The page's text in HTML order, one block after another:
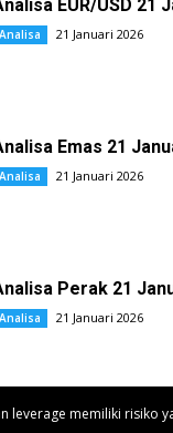
EUR/USD 21
Analisa 21 Januari 2026
Emas 21
Analisa 21 Januari 2026
Perak 21
Analisa 21 Januari 2026
leverage memiliki risiko